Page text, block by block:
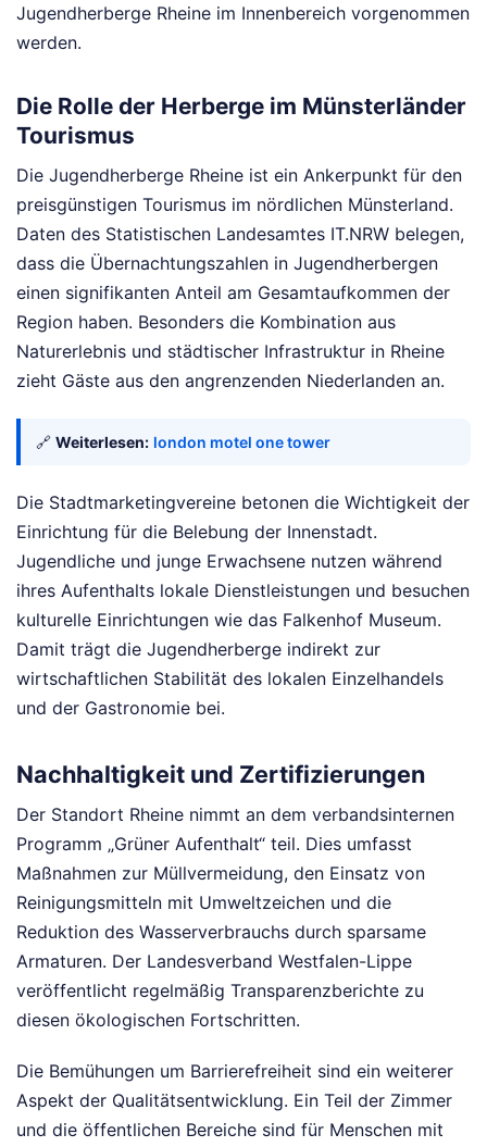
Jugendherberge Rheine im Innenbereich vorgenommen
werden.
Die Rolle der Herberge im Münsterländer
Tourismus
Die Jugendherberge Rheine ist ein Ankerpunkt für den
preisgünstigen Tourismus im nördlichen Münsterland.
Daten des Statistischen Landesamtes IT.NRW belegen,
dass die Übernachtungszahlen in Jugendherbergen
einen signifikanten Anteil am Gesamtaufkommen der
Region haben. Besonders die Kombination aus
Naturerlebnis und städtischer Infrastruktur in Rheine
zieht Gäste aus den angrenzenden Niederlanden an.
🔗 Weiterlesen: london motel one tower
Die Stadtmarketingvereine betonen die Wichtigkeit der
Einrichtung für die Belebung der Innenstadt.
Jugendliche und junge Erwachsene nutzen während
ihres Aufenthalts lokale Dienstleistungen und besuchen
kulturelle Einrichtungen wie das Falkenhof Museum.
Damit trägt die Jugendherberge indirekt zur
wirtschaftlichen Stabilität des lokalen Einzelhandels
und der Gastronomie bei.
Nachhaltigkeit und Zertifizierungen
Der Standort Rheine nimmt an dem verbandsinternen
Programm „Grüner Aufenthalt“ teil. Dies umfasst
Maßnahmen zur Müllvermeidung, den Einsatz von
Reinigungsmitteln mit Umweltzeichen und die
Reduktion des Wasserverbrauchs durch sparsame
Armaturen. Der Landesverband Westfalen-Lippe
veröffentlicht regelmäßig Transparenzberichte zu
diesen ökologischen Fortschritten.
Die Bemühungen um Barrierefreiheit sind ein weiterer
Aspekt der Qualitätsentwicklung. Ein Teil der Zimmer
und die öffentlichen Bereiche sind für Menschen mit